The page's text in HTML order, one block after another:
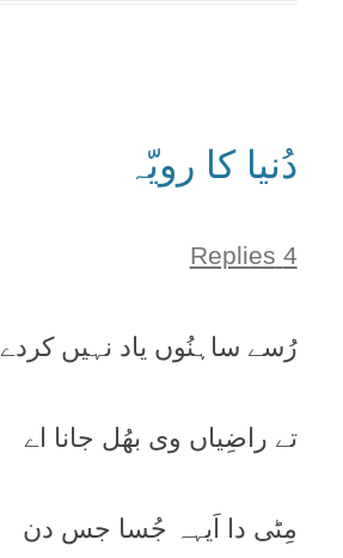
دُنیا کا رویّہ
4 Replies
رُسے ساہنُوں یاد نہیں کردے
تے راضِیاں وی بھُل جانا اے
مِٹی دا اَیہہ جُسا جس دن